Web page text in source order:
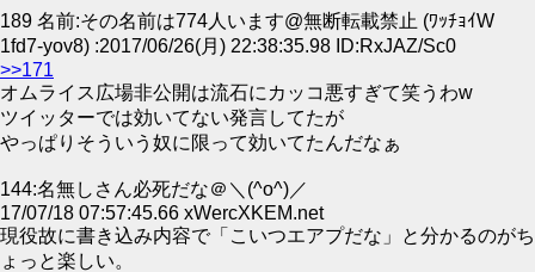
189 名前:その名前は774人います@無断転載禁止 (ﾜｯﾁｮｲW
1fd7-yov8) :2017/06/26(月) 22:38:35.98 ID:RxJAZ/Sc0
>>171
オムライス広場非公開は流石にカッコ悪すぎて笑うわw
ツイッターでは効いてない発言してたが
やっぱりそういう奴に限って効いてたんだなぁ
144:名無しさん必死だな＠＼(^o^)／
17/07/18 07:57:45.66 xWercXKEM.net
現役故に書き込み内容で「こいつエアプだな」と分かるのがち
ょっと楽しい。